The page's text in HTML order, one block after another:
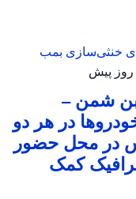
خنثی‌سازی بمب
شمن –
تردد خودروها در هر دو
در محل حضور
کمک